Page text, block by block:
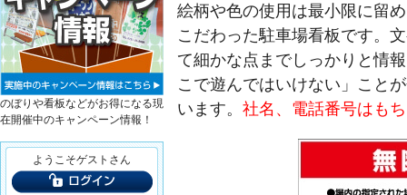
絵柄や色の使用は最小限に留
こだわった駐車場看板です。
て細かな点までしっかりと情
こで遊んではいけない」こと
います。 社名、電話番号はも
のぼりや看板などがお得になる現
在開催中のキャンペーン情報！
ようこそゲストさん